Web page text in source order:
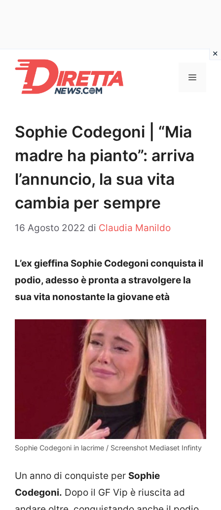
contenuto
Menu
Sophie Codegoni | “Mia
madre ha pianto”: arriva
l’annuncio, la sua vita
cambia per sempre
16 Agosto 2022 di Claudia Manildo
L’ex gieffina Sophie Codegoni conquista il
podio, adesso è pronta a stravolgere la
sua vita nonostante la giovane età
Sophie Codegoni in lacrime / Screenshot Mediaset Infinty
Un anno di conquiste per Sophie
Codegoni. Dopo il GF Vip è riuscita ad